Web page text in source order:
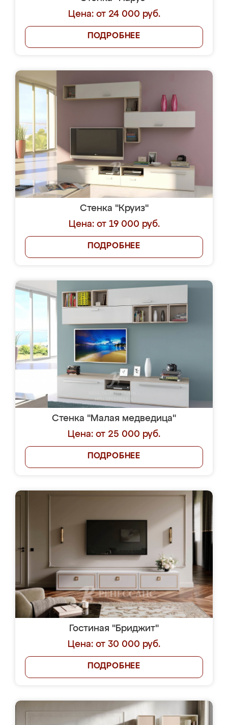
Цена: от 24 000 руб.
ПОДРОБНЕЕ
Стенка "Круиз"
Цена: от 19 000 руб.
ПОДРОБНЕЕ
Стенка "Малая медведица"
Цена: от 25 000 руб.
ПОДРОБНЕЕ
Гостиная "Бриджит"
Цена: от 30 000 руб.
ПОДРОБНЕЕ